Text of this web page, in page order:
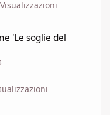
'Le soglie del